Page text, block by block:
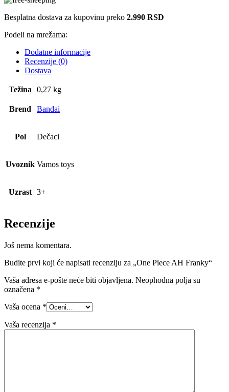
Besplatna dostava za kupovinu preko 2.990 RSD
Podeli na mrežama:
Dodatne informacije
Recenzije (0)
Dostava
Težina 0,27 kg
Brend Bandai
Pol Dečaci
Uvoznik Vamos toys
Uzrast 3+
Recenzije
Još nema komentara.
Budite prvi koji će napisati recenziju za „One Piece AH Franky“
Vaša adresa e-pošte neće biti objavljena. Neophodna polja su
označena *
Vaša ocena *
Vaša recenzija *